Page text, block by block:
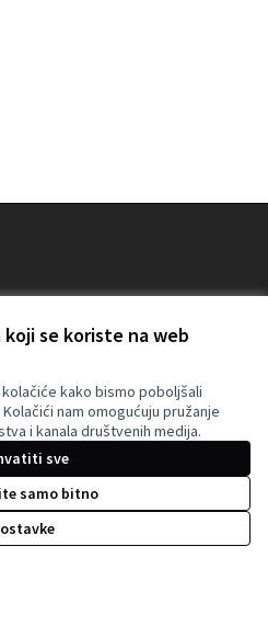
se koriste na web
kako bismo poboljšali
nam omogućuju pružanje
i kanala društvenih medija.
sve
samo bitno
je besplatni softver .
Licencija
(Vanjska
Europske unije.
su isključivo